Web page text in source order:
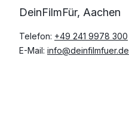
DeinFilmFür, Aachen
Telefon: +49 241 9978 300
E-Mail: info@deinfilmfuer.de